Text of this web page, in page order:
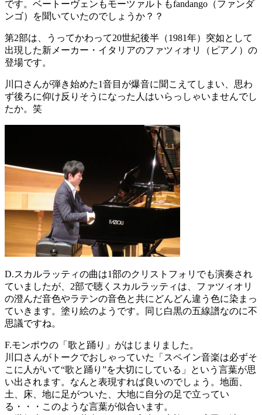
です。ベートーヴェンもモーツァルトもfandango（ファンダ
ンゴ）
を聞いていたのでしょうか？？
第2部は、うってかわって20世紀後半（1981年）突如として
出現した新メーカー・イタリアのファツィオリ（ピアノ）の
登場です。
川口さんが弾き始めた1音目が爆音に聞こえてしまい、思わ
ず後ろに仰け反りそうになった人はいらっしゃいませんでし
たか。笑
D.スカルラッティの曲は1部のクリストフォリでも演奏され
ていましたが、 2部で聴くスカルラッティは、ファツィオリ
の澄んだ音色やラテンの音色と共にどんどん違う色に染まっ
ていきます。塗り絵のようです。同じ白黒の五線譜なのに不
思議ですね。
F.モンポウの「歌と踊り」がはじまりました。
川口さんがトークでおしゃっていた「スペイン音楽は必ずそ
こに人がいて“歌と踊り”を大切にしている」という言葉が思
い出されます。なんと表現すれば良いのでしょう。地面、
土、床、地に足がついた、大地に自分の足で立ってい
る・・・このような言葉が似合います。